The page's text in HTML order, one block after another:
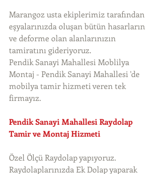
Marangoz usta ekiplerimiz tarafından
eşyalarınızda oluşan bütün hasarların
ve deforme olan alanlarınızın
tamiratını gideriyoruz.
Pendik Sanayi Mahallesi Moblilya
Montaj - Pendik Sanayi Mahallesi 'de
mobilya tamir hizmeti veren tek
firmayız.
Pendik Sanayi Mahallesi Raydolap
Tamir ve Montaj Hizmeti
Özel Ölçü Raydolap yapıyoruz.
Raydolaplarınızda Ek Dolap yaparak